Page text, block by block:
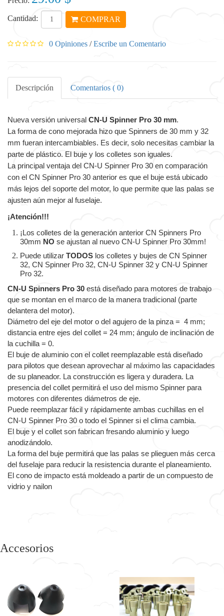
Cantidad: COMPRAR
0 Opiniones /Escribe un Comentario
Descripción Comentarios ( 0)
Nueva versión universal CN-U Spinner Pro 30 mm.
La forma de cono mejorada hizo que Spinners de 30 mm y 32
mm fueran intercambiables. Es decir, solo necesitas cambiar la
parte de plástico. El buje y los colletes son iguales.
La principal ventaja del CN-U Spinner Pro 30 en comparación
con el CN Spinner Pro 30 anterior es que el buje está ubicado
más lejos del soporte del motor, lo que permite que las palas se
ajusten aún mejor al fuselaje.
¡Atención!!!
¡Los сolletes de la generación anterior CN Spinners Pro
30mm NO se ajustan al nuevo CN-U Spinner Pro 30mm!
Puede utilizar TODOS los colletes y bujes de CN Spinner
32, CN Spinner Pro 32, CN-U Spinner 32 y CN-U Spinner
Pro 32.
CN-U Spinners Pro 30 está diseñado para motores de trabajo
que se montan en el marco de la manera tradicional (parte
delantera del motor).
Diámetro del eje del motor o del agujero de la pinza = 4 mm;
distancia entre ejes del collet = 24 mm; ángulo de inclinación de
la cuchilla = 0.
El buje de aluminio con el collet reemplazable está diseñado
para pilotos que desean aprovechar al máximo las capacidades
de su planeador. La construcción es ligera y duradera. La
presencia del collet permitirá el uso del mismo Spinner para
motores con diferentes diámetros de eje.
Puede reemplazar fácil y rápidamente ambas cuchillas en el
CN-U Spinner Pro 30 o todo el Spinner si el clima cambia.
El buje y el collet son fabrican fresando aluminio y luego
anodizándolo.
La forma del buje permitirá que las palas se plieguen más cerca
del fuselaje para reducir la resistencia durante el planeamiento.
El cono de impacto está moldeado a partir de un compuesto de
vidrio y nailon
Accesorios